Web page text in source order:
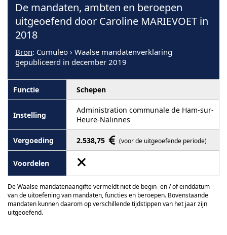
De mandaten, ambten en beroepen
uitgeoefend door Caroline MARIEVOET in
2018
Bron: Cumuleo › Waalse mandatenverklaring
gepubliceerd in december 2019
Schepen
Administration communale de Ham-sur-
Heure-Nalinnes
2.538,75 (voor de uitgeoefende periode)
De Waalse mandatenaangifte vermeldt niet de begin- en / of einddatum
van de uitoefening van mandaten, functies en beroepen. Bovenstaande
mandaten kunnen daarom op verschillende tijdstippen van het jaar zijn
uitgeoefend.